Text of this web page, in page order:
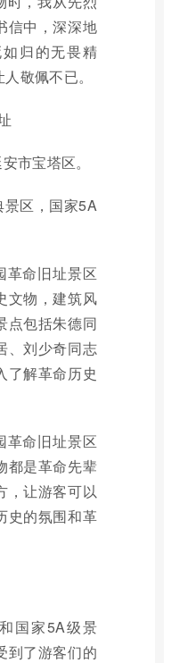
信中，深深地
归的无畏精
敬佩不已。
市宝塔区。
区，国家5A
革命旧址景区
文物，建筑风
点包括朱德同
、刘少奇同志
了解革命历史
革命旧址景区
都是革命先辈
，让游客可以
史的氛围和革
国家5A级景
到了游客们的